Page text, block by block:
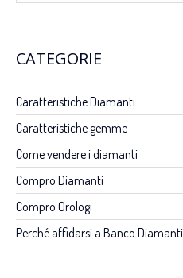
CATEGORIE
Caratteristiche Diamanti
Caratteristiche gemme
Come vendere i diamanti
Compro Diamanti
Compro Orologi
Perché affidarsi a Banco Diamanti